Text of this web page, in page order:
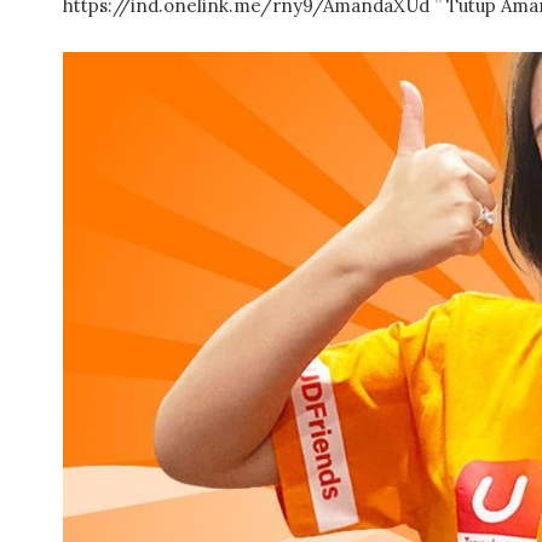
https://ind.onelink.me/rny9/AmandaXUd ” Tutup